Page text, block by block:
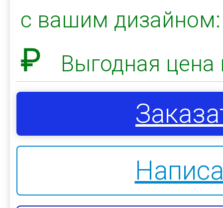
с вашим
₽ Выгодная